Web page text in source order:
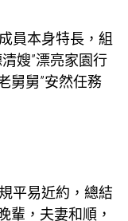
員本身特長，組
嫂”漂亮家園行
舅舅”安然任務
平易近約，總結
輩，夫妻和順，